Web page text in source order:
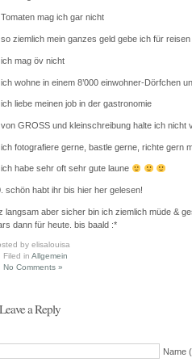
mag ich gar nicht
ziemlich mein ganzes geld gebe ich für
mag öv nicht
wohne in einem 8’000 einwohner-Dörfchen
liebe meinen job in der gastronomie
GROSS und kleinschreibung halte ich nicht
fotografiere gerne, bastle gerne, richte gern
habe sehr oft sehr gute laune
schön habt ihr bis hier her gelesen!
langsam aber sicher bin ich ziemlich müde &
dann für heute. bis baald :*
by elisalouisa
Filed in Allgemein
No Comments »
Leave a Reply
Name